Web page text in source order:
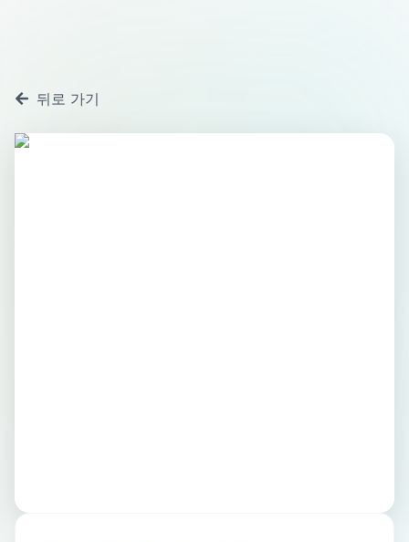
뒤로 가기